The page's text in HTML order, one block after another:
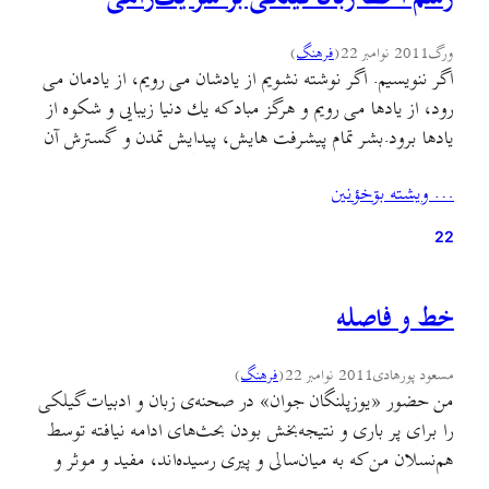
ورگ2011 نوامبر 22 (فرهنگ)
اگر ننویسیم. اگر نوشته نشویم از یادشان می رویم، از یادمان می
رود، از یادها می رویم و هرگز مباد كه یك دنیا زیبایی و شكوه از
یادها برود.بشر تمام پیشرفت هایش، پیدایش تمدن و گسترش آن
مفاهیم ثبت و ضبط گشته و منتقل…
… ويشته بۊخؤنين
22
خط و فاصله
مسعود پورهادی2011 نوامبر 22 (فرهنگ)
من حضور «یوزپلنگان جوان» در صحنه‌ی زبان و ادبیات گیلکی
را برای پر باری و نتیجه‌بخش بودن بحث‌های ادامه نیافته توسط
هم‌نسلان من که به میان‌سالی و پیری رسیده‌اند، مفید و موثر و